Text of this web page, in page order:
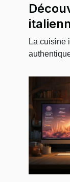
suivre
La cuisine